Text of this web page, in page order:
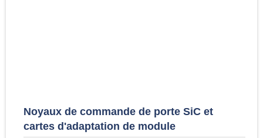
Noyaux de commande de porte SiC et
cartes d'adaptation de module